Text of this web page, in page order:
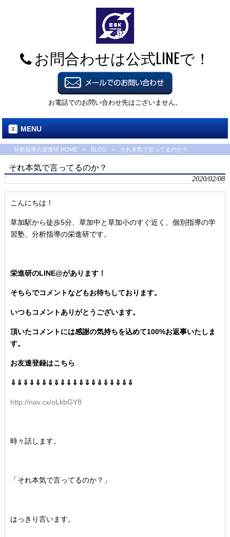
お問合わせは公式LINEで！
お電話でのお問い合わせ先はございません。
MENU
分析指導の栄進研 HOME > BLOG > それ本気で言ってるのか？
それ本気で言ってるのか？
2020/02/08
こんにちは！
草加駅から徒歩5分、草加中と草加小のすぐ近く、個別指導の学
習塾、分析指導の栄進研です。
栄進研のLINE@があります！
そちらでコメントなどもお待ちしております。
いつもコメントありがとうございます。
頂いたコメントには感謝の気持ちを込めて100%お返事いたしま
す。
お友達登録はこちら
⇓⇓⇓⇓⇓⇓⇓⇓⇓⇓⇓⇓⇓⇓⇓⇓⇓⇓⇓⇓
http://nav.cx/oLkbGY8
時々話します。
「それ本気で言ってるのか？」
はっきり言います。